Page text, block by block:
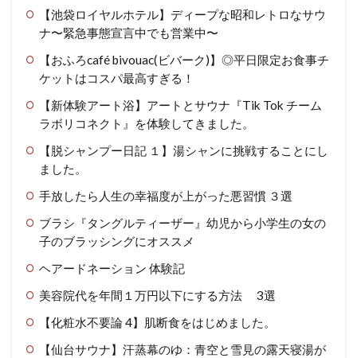
【池袋ロイヤルホテル】ディープな昭和レトロなサウ
ナ〜緊急事態宣言中でも営業中〜
【おふろcafé bivouac(ビバーク)】◎平日限定お食事チ
ケットはコスパ最高すぎる！
【新体験アート浴】アートとサウナ『Tik Tok チーム
ラボリコネクト』を体験してきました。
【脱シャンプー日記 １】湯シャンに挑戦することにし
ました。
手放したら人生の幸福度が上がった悪習慣 ３選
ブラシ『タングルティーザー』幼児から小学生の女の
子のブラッシングにオススメ
ヘアードネーション 体験記
美容院代を年間１万円以下にする方法 3選
【化粧水不要論 4】肌断食をはじめました。
【仙台サウナ】汗蒸幕のゆ：青空と雪見の露天寝湯が